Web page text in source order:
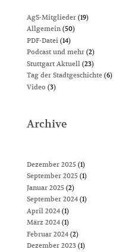
AgS-Mitglieder(19)
Allgemein(50)
PDF-Datei (14)
Podcast und mehr(2)
Stuttgart Aktuell (23)
Tag der Stadtgeschichte(6)
Video (3)
Archive
Dezember 2025(1)
September 2025(1)
Januar 2025(2)
September 2024(1)
April 2024(1)
März 2024(1)
Februar 2024(2)
Dezember 2023(1)